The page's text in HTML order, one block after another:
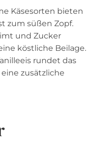
Käsesorten bieten
zum süßen Zopf.
und Zucker
köstliche Beilage.
rundet das
zusätzliche